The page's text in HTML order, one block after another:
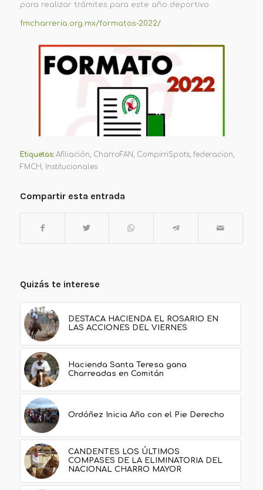
para realizar trámites para este año deportivo
fmcharreria.org.mx/formatos-2022/
Etiquetas: Afiliación, CharroFAN, CompirriSpots, federacion,
FMCH, Institucionales
Compartir esta entrada
Quizás te interese
DESTACA HACIENDA EL ROSARIO EN
LAS ACCIONES DEL VIERNES
Hacienda Santa Teresa gana
Charreadas en Comitán
Ordóñez Inicia Año con el Pie Derecho
CANDENTES LOS ÚLTIMOS
COMPASES DE LA ELIMINATORIA DEL
NACIONAL CHARRO MAYOR